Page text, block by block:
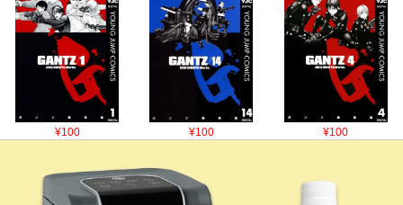
¥100 ¥100 ¥100